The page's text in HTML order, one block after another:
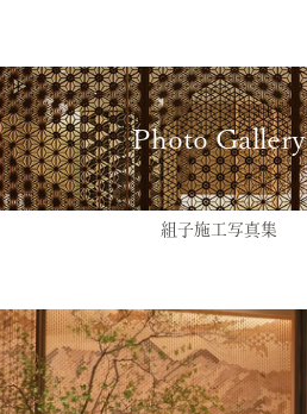
Photo Gallery
組子施工写真集